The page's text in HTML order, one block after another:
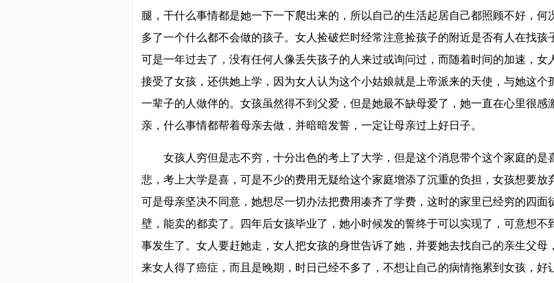
腿，干什么事情都是她一下一下爬出来的，所以自己的生活起居自己都照顾不好，何
多了一个什么都不会做的孩子。女人捡破烂时经常注意捡孩子的附近是否有人在找孩
可是一年过去了，没有任何人像丢失孩子的人来过或询问过，而随着时间的加速，女
接受了女孩，还供她上学，因为女人认为这个小姑娘就是上帝派来的天使，与她这个
一辈子的人做伴的。女孩虽然得不到父爱，但是她最不缺母爱了，她一直在心里很感
亲，什么事情都帮着母亲去做，并暗暗发誓，一定让母亲过上好日子。
女孩人穷但是志不穷，十分出色的考上了大学，但是这个消息带个这个家庭的是
悲，考上大学是喜，可是不少的费用无疑给这个家庭增添了沉重的负担，女孩想要放
可是母亲坚决不同意，她想尽一切办法把费用凑齐了学费，这时的家里已经穷的四面
壁，能卖的都卖了。四年后女孩毕业了，她小时候发的誓终于可以实现了，可意想不
事发生了。女人要赶她走，女人把女孩的身世告诉了她，并要她去找自己的亲生父母
来女人得了癌症，而且是晚期，时日已经不多了，不想让自己的病情拖累到女孩，好